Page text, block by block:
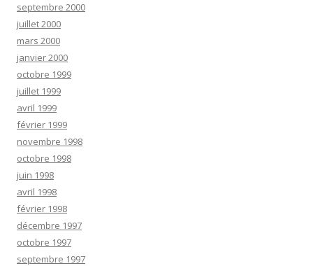
septembre 2000
juillet 2000
mars 2000
janvier 2000
octobre 1999
juillet 1999
avril 1999
février 1999
novembre 1998
octobre 1998
juin 1998
avril 1998
février 1998
décembre 1997
octobre 1997
septembre 1997